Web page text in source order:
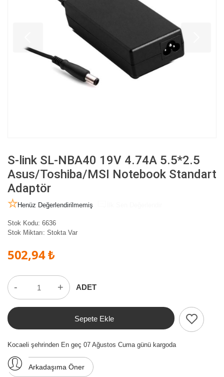
S-link SL-NBA40 19V 4.74A 5.5*2.5
Asus/Toshiba/MSI Notebook Standart
Adaptör
Henüz Değerlendirilmemiş
Stok Kodu: 6636
Stok Miktarı: Stokta Var
502,94 ₺
- + ADET
Sepete Ekle
Kocaeli şehrinden En geç 07 Ağustos Cuma günü kargoda
Arkadaşıma Öner